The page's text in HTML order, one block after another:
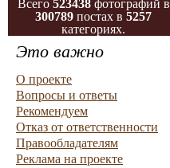
Всего 523438 фотографий в
300789 постах в5257
категориях.
Это важно
О проекте
Вопросы и ответы
Рекомендуем
Отказ от ответственности
Правообладателям
Реклама на проекте